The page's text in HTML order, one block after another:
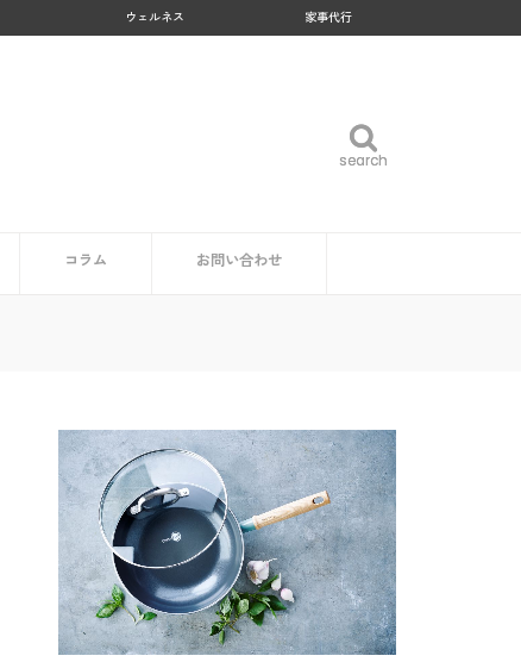
ウェルネス 家事代行
search
search
コラム お問い合わせ